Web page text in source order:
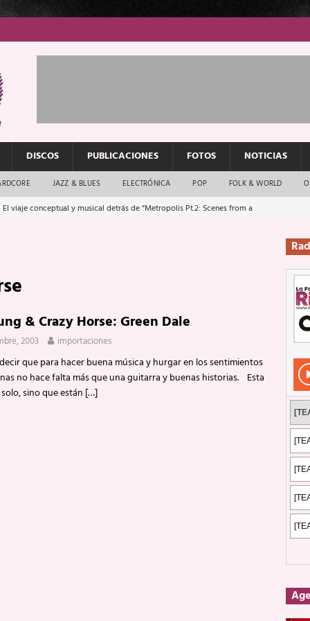
DISCOS PUBLICACIONES FOTOS NOTICIAS
JAZZ & BLUES ELECTRÓNICA POP FOLK & WORLD
El viaje conceptual y musical detrás de “Metropolis Pt.2: Scenes from a
El rock urbano sigue en buenas manos
que van a escucharte te saludan
certificados
ENTREVISTAS
2 de mayo de 2026 en Fuengirola
Su ‘aullido’ retumbó ferozmente en Fuengirola.
REPORTAJES
La historia de Nintendo Vol. 2
& Crazy Horse: Green Dale
2003 importaciones
que para hacer buena música y hurgar en los sentimientos
no hace falta más que una guitarra y buenas historias. Esta
sino que están […]